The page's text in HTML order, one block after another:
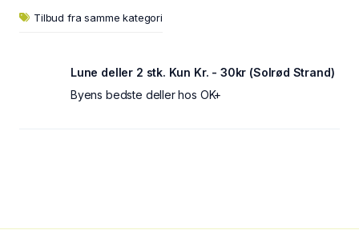
Tilbud fra samme kategori
Lune deller 2 stk. Kun Kr. - 30kr (Solrød Strand)
Byens bedste deller hos OK+